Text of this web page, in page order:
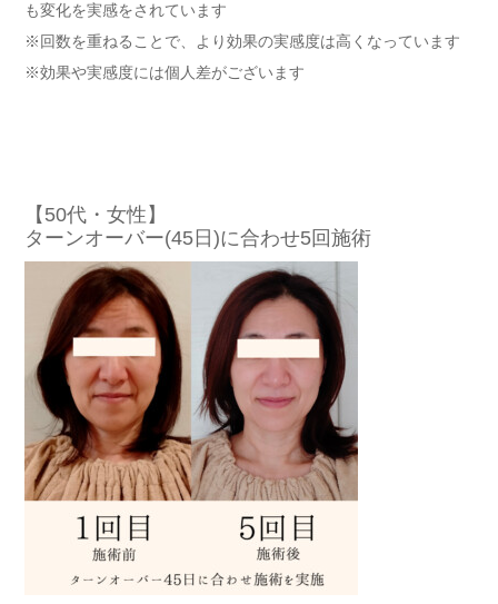
も変化を実感をされています
※回数を重ねることで、より効果の実感度は高くなっています
※効果や実感度には個人差がございます
【50代・女性】
ターンオーバー(45日)に合わせ5回施術